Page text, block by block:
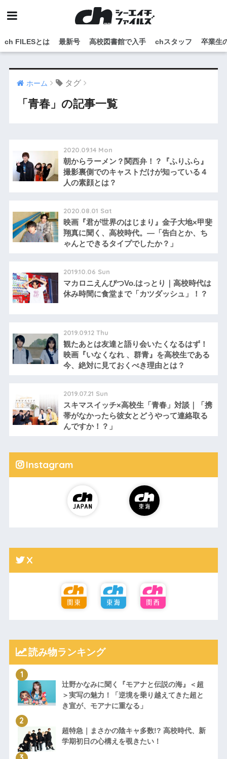
ch FILESとは 最新号 高校図書館で入手 chスタッフ 卒業生
ホーム タグ
「青春」の記事一覧
2020.09.14 Mon
朝からラーメン？関西弁！？『ふりふら』
撮影裏側でのキャストだけが知っている４
人の素顔とは？
2020.08.01 Sat
映画『君が世界のはじまり』金子大地×甲斐
翔真に聞く、高校時代。―「告白とか、ち
ゃんとできるタイプでしたか？」
2019.10.06 Sun
マカロニえんぴつVo.はっとり｜高校時代は
休み時間に食堂まで「カツダッシュ」！？
2019.09.12 Thu
観たあとは友達と語り会いたくなるはず！
映画『いなくなれ 、群青』を高校生である
今、絶対に見ておくべき理由とは？
2019.07.21 Sun
スキマスイッチ×高校生「青春」対談｜「携
帯がなかったら彼女とどうやって連絡取る
んですか！？」
Instagram
X
読み物ランキング
辻野かなみに聞く『モアナと伝説の海』＜超
＞実写の魅力！「逆境を乗り越えてきた超と
き宣が、モアナに重なる」
超特急｜まさかの陰キャ多数!? 高校時代、新
学期初日の心構えを覗きたい！